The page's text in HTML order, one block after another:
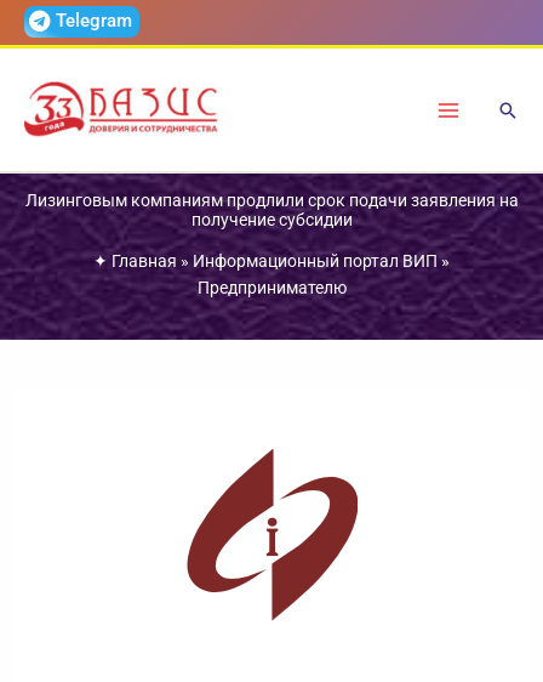
ПерейтиTelegram
Лизинговым компаниям продлили срок подачи заявления на
получение субсидии
✦ Главная » Информационный портал ВИП»
Предпринимателю